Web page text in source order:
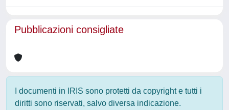
Pubblicazioni consigliate
I documenti in IRIS sono protetti da copyright e tutti i
diritti sono riservati, salvo diversa indicazione.